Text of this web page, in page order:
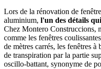
Lors de la rénovation de
aluminium, l'un des détails
Chez Montero Construccions,
comme les fenêtres
de mètres carrés, les fenêtres à
de transpiration par la partie
oscillo-battant, synonyme de